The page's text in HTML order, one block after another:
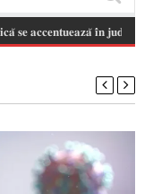
𝐢̂𝐧 𝐣𝐮𝐝𝐞𝐭̦𝐮𝐥 𝐂𝐥𝐮𝐣